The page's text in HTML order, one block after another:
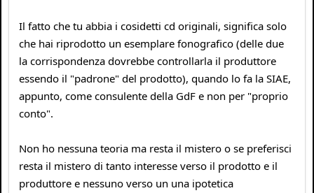
Il fatto che tu abbia i cosidetti cd originali, significa solo
che hai riprodotto un esemplare fonografico (delle due
la corrispondenza dovrebbe controllarla il produttore
essendo il "padrone" del prodotto), quando lo fa la SIAE,
appunto, come consulente della GdF e non per "proprio
conto".
Non ho nessuna teoria ma resta il mistero o se preferisci
resta il mistero di tanto interesse verso il prodotto e il
produttore e nessuno verso un una ipotetica